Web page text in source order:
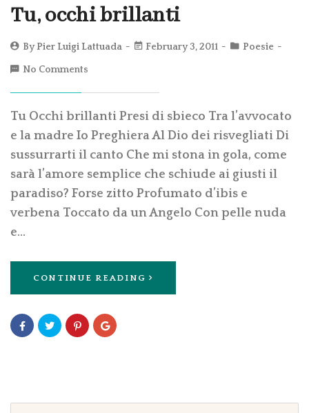
Tu, occhi brillanti
ByPier Luigi Lattuada February 3, 2011 Poesie
No Comments
Tu Occhi brillanti Presi di sbieco Tra l’avvocato
e la madre Io Preghiera Al Dio dei risvegliati Di
sussurrarti il canto Che mi stona in gola, come
sarà l’amore semplice che schiude ai giusti il
paradiso? Forse zitto Profumato d’ibis e
verbena Toccato da un Angelo Con pelle nuda
e…
CONTINUE READING